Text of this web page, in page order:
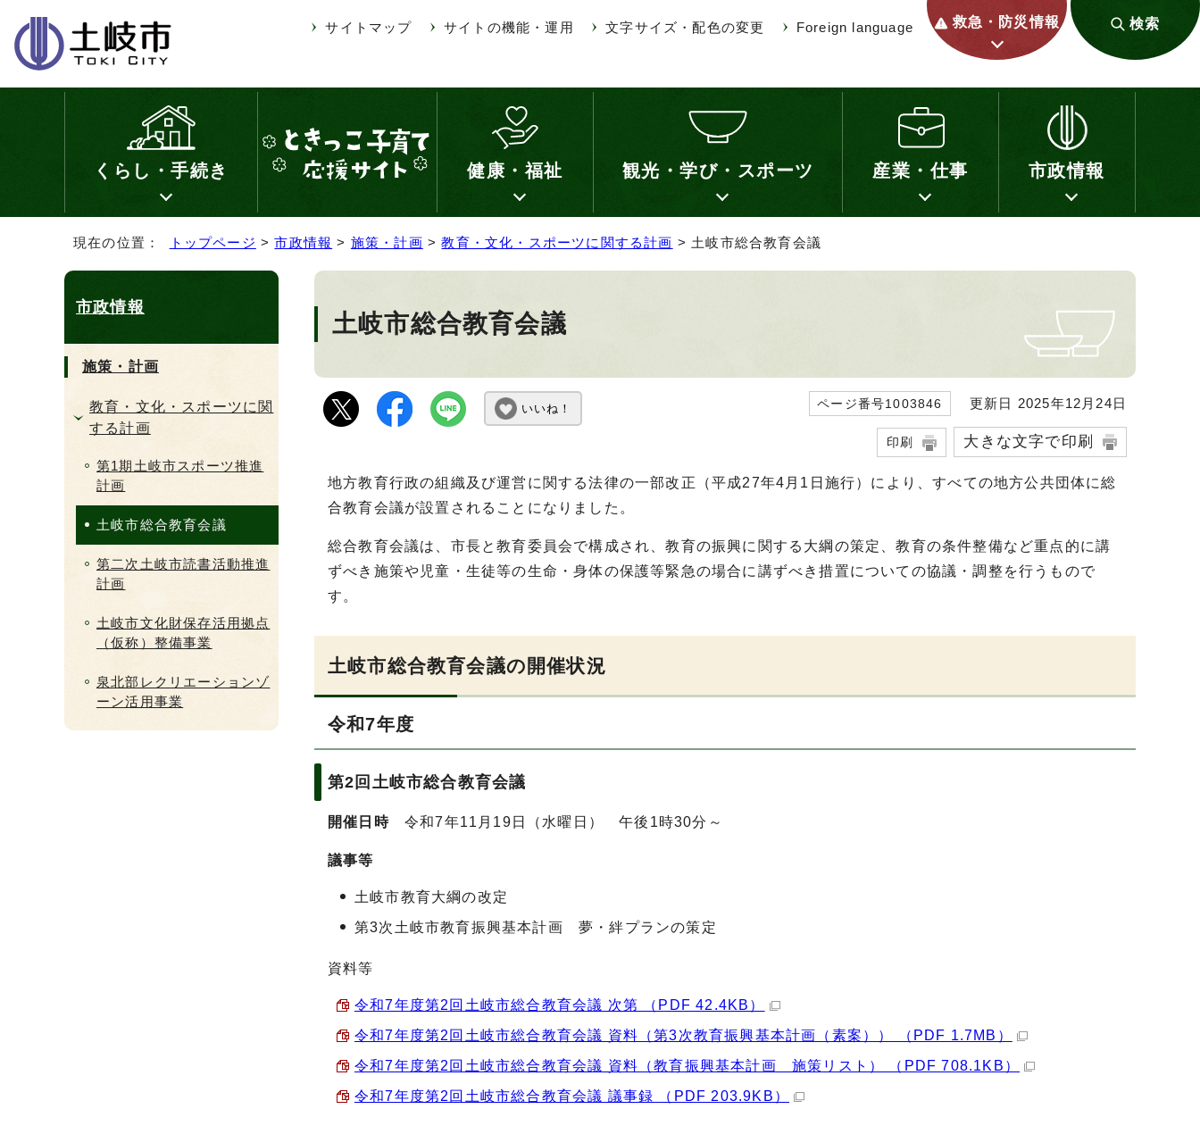
サイトマップ サイトの機能・運用 文字サイズ・配色の変更 Foreign language 救急・防災情報 検索
くらし・手続き 健康・福祉 観光・学び・スポーツ 産業・仕事 市政情報
現在の位置： トップページ >市政情報 > 施策・計画 >教育・文化・スポーツに関する計画 > 土岐市総合教育会議
土岐市総合教育会議
いいね！ ページ番号1003846 更新日 2025年12月24日
印刷 大きな文字で印刷
地方教育行政の組織及び運営に関する法律の一部改正（平成27年4月1日施行）により、すべての地方公共団体に総
合教育会議が設置されることになりました。
総合教育会議は、市長と教育委員会で構成され、教育の振興に関する大綱の策定、教育の条件整備など重点的に講
ずべき施策や児童・生徒等の生命・身体の保護等緊急の場合に講ずべき措置についての協議・調整を行うもので
す。
土岐市総合教育会議の開催状況
令和7年度
第2回土岐市総合教育会議
開催日時令和7年11月19日（水曜日） 午後1時30分～
議事等
土岐市教育大綱の改定
第3次土岐市教育振興基本計画 夢・絆プランの策定
資料等
令和7年度第2回土岐市総合教育会議 次第 （PDF 42.4KB）
令和7年度第2回土岐市総合教育会議 資料（第3次教育振興基本計画（素案）） （PDF 1.7MB）
令和7年度第2回土岐市総合教育会議 資料（教育振興基本計画 施策リスト） （PDF 708.1KB）
令和7年度第2回土岐市総合教育会議 議事録 （PDF 203.9KB）
市政情報
施策・計画
教育・文化・スポーツに関
する計画
第1期土岐市スポーツ推進
計画
土岐市総合教育会議
第二次土岐市読書活動推進
計画
土岐市文化財保存活用拠点
（仮称）整備事業
泉北部レクリエーションゾ
ーン活用事業